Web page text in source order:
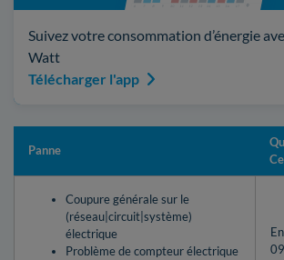
Suivez votre consommation d’énergie
Watt
Télécharger l'app
Panne
Coupure générale sur le
(réseau|circuit|système)
électrique
Problème de compteur électrique